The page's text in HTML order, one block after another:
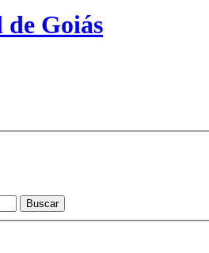
Goiás
Buscar